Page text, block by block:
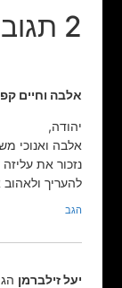
2 תגובות
אלבה וחיים
יהודה,
אלבה ואנוכי
נזכור את
להעריך
הגב
יעל זילברמן